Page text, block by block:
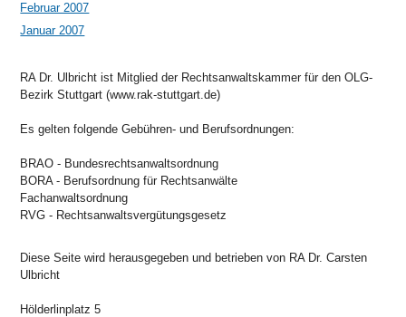
Februar 2007
Januar 2007
RA Dr. Ulbricht ist Mitglied der Rechtsanwaltskammer für den OLG-
Bezirk Stuttgart (www.rak-stuttgart.de)
Es gelten folgende Gebühren- und Berufsordnungen:
BRAO - Bundesrechtsanwaltsordnung
BORA - Berufsordnung für Rechtsanwälte
Fachanwaltsordnung
RVG - Rechtsanwaltsvergütungsgesetz
Diese Seite wird herausgegeben und betrieben von RA Dr. Carsten
Ulbricht
Hölderlinplatz 5